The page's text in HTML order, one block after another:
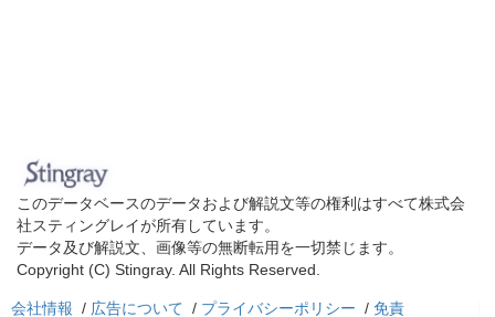
このデータベースのデータおよび解説文等の権利はすべて株式会
社スティングレイが所有しています。
データ及び解説文、画像等の無断転用を一切禁じます。
Copyright (C) Stingray. All Rights Reserved.
会社情報 / 広告について / プライバシーポリシー / 免責